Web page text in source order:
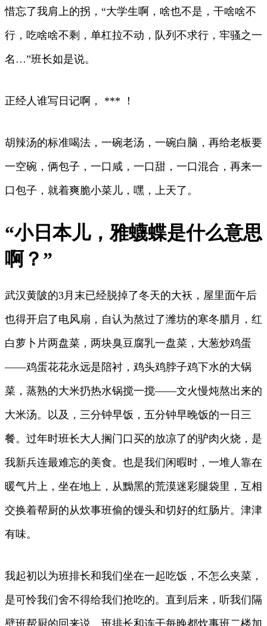
惜忘了我肩上的拐，“大学生啊，啥也不是，干啥啥不
行，吃啥啥不剩，单杠拉不动，队列不求行，牢骚之一
名…”班长如是说。
正经人谁写日记啊， *** ！
胡辣汤的标准喝法，一碗老汤，一碗白脑，再给老板要
一空碗，俩包子，一口咸，一口甜，一口混合，再来一
口包子，就着爽脆小菜儿，嘿，上天了。
“小日本儿，雅蠛蝶是什么意思
啊？”
武汉黄陂的3月末已经脱掉了冬天的大袄，屋里面午后
也得开启了电风扇，自认为熬过了潍坊的寒冬腊月，红
白萝卜片两盘菜，两块臭豆腐乳一盘菜，大葱炒鸡蛋
——鸡蛋花花永远是陪衬，鸡头鸡脖子鸡下水的大锅
菜，蒸熟的大米扔热水锅搅一搅——文火慢炖熬出来的
大米汤。以及，三分钟早饭，五分钟早晚饭的一日三
餐。过年时班长大人搁门口买的放凉了的驴肉火烧，是
我新兵连最难忘的美食。也是我们闲暇时，一堆人靠在
暖气片上，坐在地上，从黝黑的荒漠迷彩腿袋里，互相
交换着帮厨的从炊事班偷的馒头和切好的红肠片。津津
有味。
我起初以为班排长和我们坐在一起吃饭，不怎么夹菜，
是可怜我们舍不得给我们抢吃的。直到后来，听我们隔
壁班帮厨的回来说，班排长和连干每晚都炊事班二楼加